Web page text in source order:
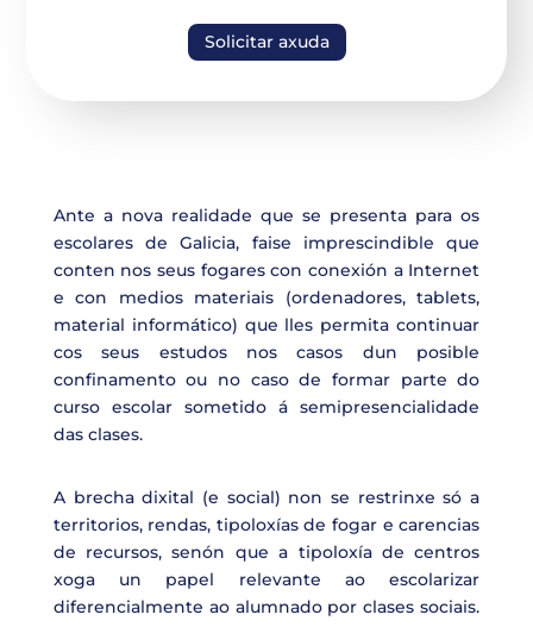
Solicitar axuda
Ante a nova realidade que se presenta para os
escolares de Galicia, faise imprescindible que
conten nos seus fogares con conexión a Internet
e con medios materiais (ordenadores, tablets,
material informático) que lles permita continuar
cos seus estudos nos casos dun posible
confinamento ou no caso de formar parte do
curso escolar sometido á semipresencialidade
das clases.
A brecha dixital (e social) non se restrinxe só a
territorios, rendas, tipoloxías de fogar e carencias
de recursos, senón que a tipoloxía de centros
xoga un papel relevante ao escolarizar
diferencialmente ao alumnado por clases sociais.